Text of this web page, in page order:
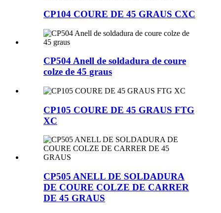
CP104 COURE DE 45 GRAUS CXC
CP504 Anell de soldadura de coure
colze de 45 graus
CP105 COURE DE 45 GRAUS FTG
XC
CP505 ANELL DE SOLDADURA
DE COURE COLZE DE CARRER
DE 45 GRAUS